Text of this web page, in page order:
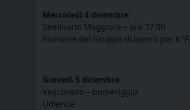
Mercoledì 4 dicembre
Seminario Maggiore – ore 17.00
Riunione del Gruppo di lavoro per il
Giovedì 5 dicembre
Vescovado – pomeriggio
Udienze